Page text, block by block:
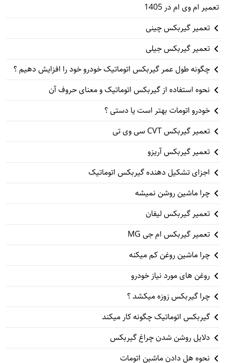
تعمیر ام وی ام در 1405
تعمیر گیربکس چینی
تعمیر گیربکس جیلی
چگونه طول عمر گیربکس اتوماتیک خودرو خود را افزایش دهیم ؟
نحوه استفاده از گیربکس اتوماتیک و معنای حروف آن
خودرو اتومات بهتر است یا دستی ؟
تعمیر گیربکس CVT سی وی تی
تعمیر گیربکس آریزو
اجزای تشکیل دهنده گیربکس اتوماتیک
چرا ماشین روشن نمیشه
تعمیر گیربکس لیفان
تعمیر گیربکس ام جی MG
چرا ماشین روغن کم میکنه
روغن های مورد نیاز خودرو
چرا گیربکس زوزه میکشد ؟
گیربکس اتوماتیک چگونه کار میکند
دلایل روشن شدن چراغ گیربکس
نحوه هل دادن ماشین اتومات